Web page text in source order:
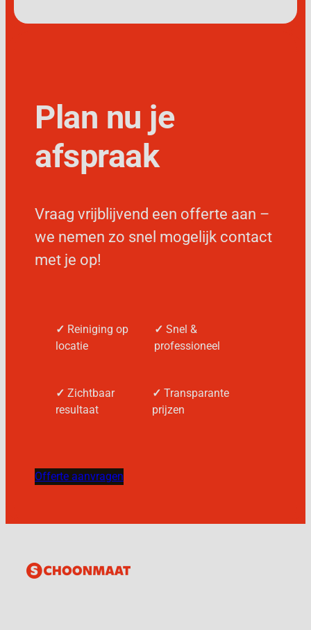
Plan nu je
afspraak
Vraag vrijblijvend een offerte aan –
we nemen zo snel mogelijk contact
met je op!
✓ Reiniging op
locatie
✓ Snel &
professioneel
✓ Zichtbaar
resultaat
✓ Transparante
prijzen
Offerte aanvragen